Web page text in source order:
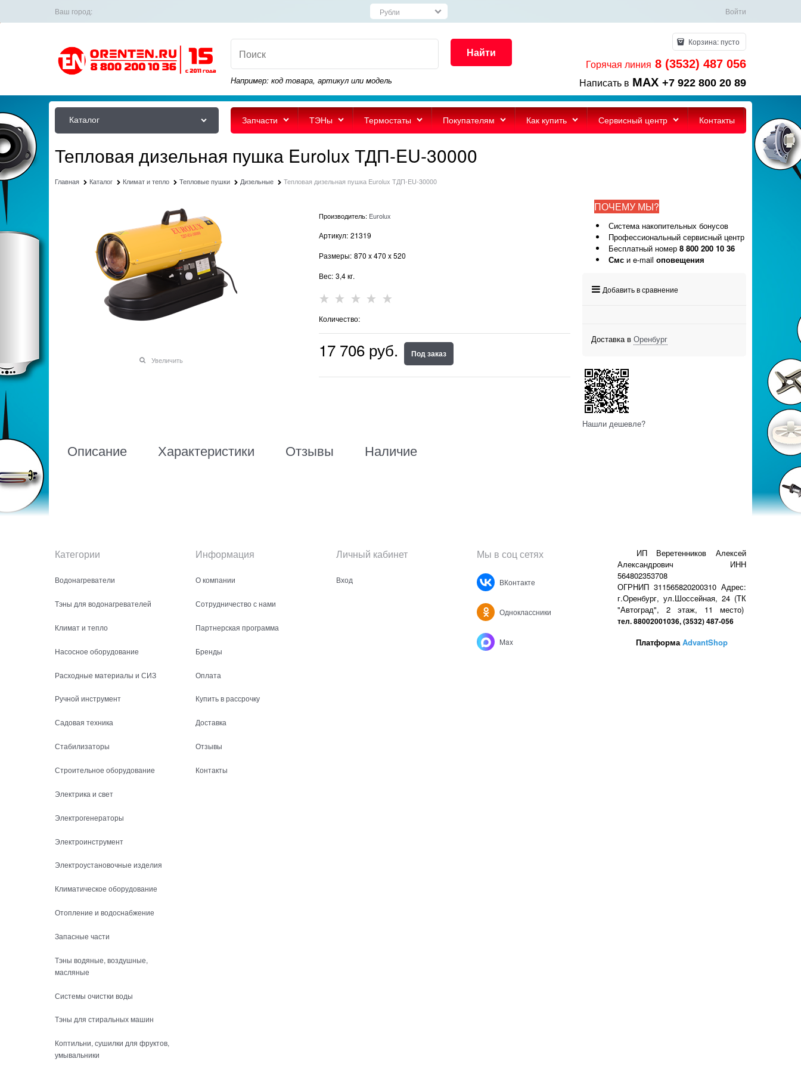
Ваш город: Войти
Найти
Например: код товара, артикул или модель
Корзина:пусто
Горячая линия 8 (3532) 487 056
Написать в MAX +7 922 800 20 89
Каталог Запчасти ТЭНы Термостаты Покупателям Как купить Сервисный центр Контакты
Тепловая дизельная пушка Eurolux ТДП-EU-30000
Главная Каталог Климат и тепло Тепловые пушки Дизельные Тепловая дизельная пушка Eurolux ТДП-EU-30000
Увеличить
Производитель: Eurolux
Артикул: 21319
Размеры: 870 x470 x520
Вес: 3,4кг.
Количество:
17 706 руб. Под заказ
Описание Характеристики Отзывы Наличие
ПОЧЕМУ МЫ?
Система накопительных бонусов
Профессиональный сервисный центр
Бесплатный номер 8 800 200 10 36
Смс и e-mail оповещения
Добавить в сравнение
Доставка в Оренбург
Нашли дешевле?
Категории
Водонагреватели
Тэны для водонагревателей
Климат и тепло
Насосное оборудование
Расходные материалы и СИЗ
Ручной инструмент
Садовая техника
Стабилизаторы
Строительное оборудование
Электрика и свет
Электрогенераторы
Электроинструмент
Электроустановочные изделия
Климатическое оборудование
Отопление и водоснабжение
Запасные части
Тэны водяные, воздушные,
масляные
Системы очистки воды
Тэны для стиральных машин
Коптильни, сушилки для фруктов,
умывальники
Информация
О компании
Сотрудничество с нами
Партнерская программа
Бренды
Оплата
Купить в рассрочку
Доставка
Отзывы
Контакты
Личный кабинет
Вход
Мы в соц сетях
ВКонтакте
Одноклассники
Max
ИП Веретенников Алексей
Александрович ИНН
564802353708
ОГРНИП 311565820200310 Адрес:
г.Оренбург, ул.Шоссейная, 24 (ТК
"Автоград", 2 этаж, 11 место)
тел. 88002001036, (3532) 487-056
ПлатформаAdvantShop